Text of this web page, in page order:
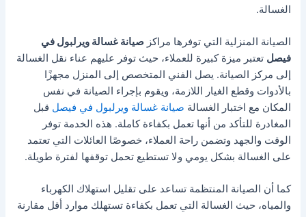
الغسالة.
الصيانة المنزلية التي توفرها مراكزصيانة غسالة ويرلبول في
فيصل تعتبر ميزة كبيرة للعملاء، حيث توفر عليهم عناء نقل الغسالة
إلى مركز الصيانة. يصل الفني المتخصص إلى المنزل مجهزًا
بالأدوات وقطع الغيار اللازمة، ويقوم بإجراء الصيانة في نفس
المكان مع اختبار الغسالة صيانة غسالة ويرلبول في فيصل قبل
المغادرة للتأكد من أنها تعمل بكفاءة كاملة. هذه الخدمة توفر
الوقت والجهد وتضمن راحة العملاء، خصوصًا العائلات التي تعتمد
على الغسالة بشكل يومي ولا تستطيع تحمل توقفها لفترة طويلة.
كما أن الصيانة المنتظمة تساعد على تقليل استهلاك الكهرباء
والمياه، حيث الغسالة التي تعمل بكفاءة تستهلك موارد أقل مقارنة